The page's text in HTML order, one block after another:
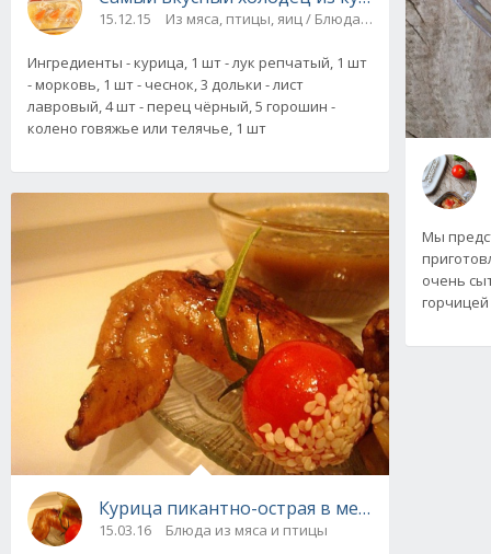
15.12.15 Из мяса, птицы, яиц / Блюда из мяса и птицы
Ингредиенты - курица, 1 шт - лук репчатый, 1 шт
- морковь, 1 шт - чеснок, 3 дольки - лист
лавровый, 4 шт - перец чёрный, 5 горошин -
колено говяжье или телячье, 1 шт
Курица пикантно-острая в медово-
15.03.16 Блюда из мяса и птицы
Мы
очень